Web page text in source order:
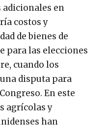
en
costos y
de bienes de
para las elecciones
cuando los
disputa para
En este
agrícolas y
han